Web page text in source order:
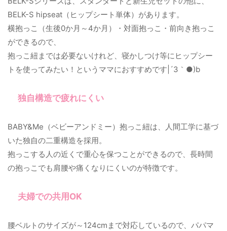
BELK-S hipseat（ヒップシート単体）があります。
横抱っこ（生後0か月～4か月）・対面抱っこ・前向き抱っこ
ができるので、
抱っこ紐までは必要ないけれど、寝かしつけ等にヒップシー
トを使ってみたい！というママにおすすめです|´З｀●)b
独自構造で疲れにくい
BABY&Me（ベビーアンドミー）抱っこ紐は、人間工学に基づ
いた独自の二重構造を採用。
抱っこする人の近くで重心を保つことができるので、長時間
の抱っこでも肩腰や痛くなりにくいのが特徴です。
夫婦での共用OK
腰ベルトのサイズが～124cmまで対応しているので、パパマ